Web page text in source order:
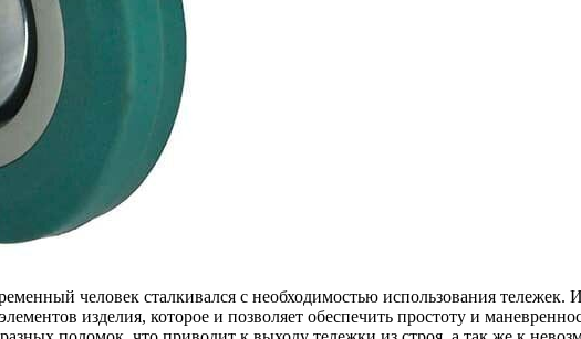
человек сталкивался с необходимостью использования тележек.
изделия, которое и позволяет обеспечить простоту и